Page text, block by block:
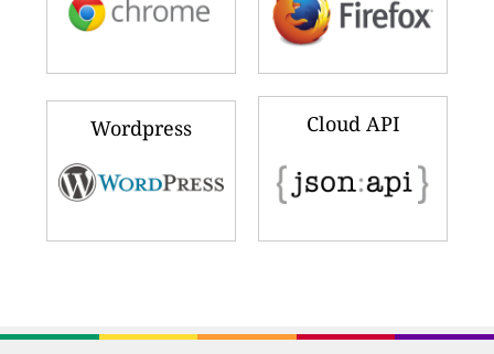
Wordpress Cloud API